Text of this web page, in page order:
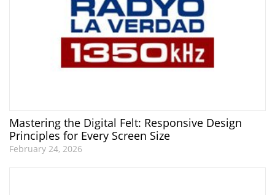
Mastering the Digital Felt: Responsive Design
Principles for Every Screen Size
February 24, 2026